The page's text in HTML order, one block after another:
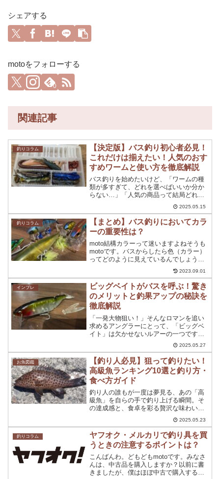
シェアする
motoをフォローする
0
関連記事
釣りコラム
【決定版】バス釣り初心者必見！
これだけは揃えたい！人気のおす
すめワームと使い方を徹底解説
バス釣りを始めたいけど、「ワームの種
類が多すぎて、どれを選べばいいか分か
らない…」「人気の商品って結局どれが
良いの？」と悩んでいませんか？この記
事は、そんなバス釣り初心者のあなたの
ために、数あるワームの中から本当にお
すすめできる人気ワームを...
2025.05.15
釣りコラム
【まとめ】バス釣りにおいてカラ
ーの重要性は？
moto結構カラーって迷いますよねそうも
motoです。バスからしたら色（カラー）
ってどのように見えているんでしょう
か？バス釣りにおいて、ルアーのカラー
は重要な要素の一つです。適切なカラー
を選択することで、より多くのバスを釣
ることができます。...
2023.09.01
インプレ
ビッグベイトがバスを呼ぶ！驚き
のメリットと釣果アップの秘訣を
徹底解説
「一発大物狙い！」そんなロマンを追い
求めるアングラーにとって、「ビッグベ
イト」は欠かせないルアーの一つです。
その圧倒的な存在感と、時に爆発的な釣
果を叩き出す力は、多くのアングラーを
魅了し続けています。しかし、「本当に
釣れるの？」「どんなメリ...
2025.05.27
お魚図鑑
【釣り人必見】狙って釣りたい！
高級魚ランキング10選と釣り方・
食べ方ガイド
釣り人の誰もが一度は夢見る、あの「高
級魚」を自らの手で釣り上げる瞬間。そ
の達成感と、食卓を彩る贅沢な味わい
は、何物にも代えがたい喜びです。で
も、「高級魚ってどんな魚？」「どうや
ったら釣れるの？」と疑問に思う方もい
るかもしれません。この記事で...
2025.05.23
釣りコラム
ヤフオク・メルカリで釣り具を買
うときの注意するポイントは？
こんばんわ。どもどもmotoです。みなさ
んは、中古品を購入しますか？以前に書
きましたが、僕はほぼ中古で購入するん